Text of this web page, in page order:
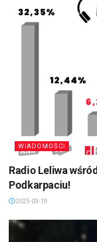
WIADOMOŚCI
Radio Leliwa
Podkarpaciu!
2025-03-19